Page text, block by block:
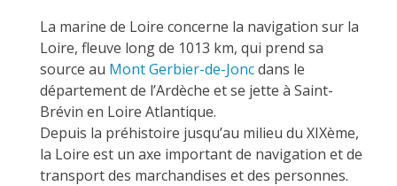
La marine de Loire concerne la navigation sur la
Loire, fleuve long de 1013 km, qui prend sa
source au Mont Gerbier-de-Joncdans le
département de l’Ardèche et se jette à Saint-
Brévin en Loire Atlantique.
Depuis la préhistoire jusqu’au milieu du XIXème,
la Loire est un axe important de navigation et de
transport des marchandises et des personnes.